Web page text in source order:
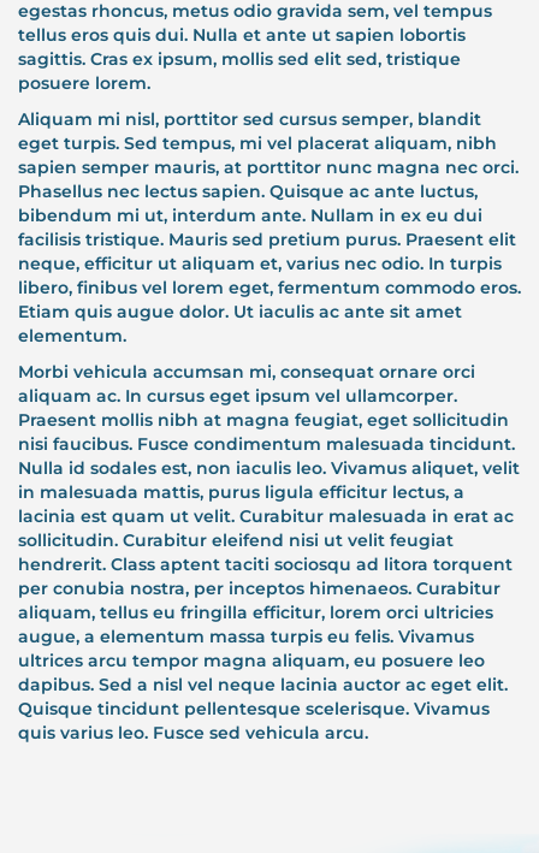
egestas rhoncus, metus odio gravida sem, vel tempus
tellus eros quis dui. Nulla et ante ut sapien lobortis
sagittis. Cras ex ipsum, mollis sed elit sed, tristique
posuere lorem.
Aliquam mi nisl, porttitor sed cursus semper, blandit
eget turpis. Sed tempus, mi vel placerat aliquam, nibh
sapien semper mauris, at porttitor nunc magna nec orci.
Phasellus nec lectus sapien. Quisque ac ante luctus,
bibendum mi ut, interdum ante. Nullam in ex eu dui
facilisis tristique. Mauris sed pretium purus. Praesent elit
neque, efficitur ut aliquam et, varius nec odio. In turpis
libero, finibus vel lorem eget, fermentum commodo eros.
Etiam quis augue dolor. Ut iaculis ac ante sit amet
elementum.
Morbi vehicula accumsan mi, consequat ornare orci
aliquam ac. In cursus eget ipsum vel ullamcorper.
Praesent mollis nibh at magna feugiat, eget sollicitudin
nisi faucibus. Fusce condimentum malesuada tincidunt.
Nulla id sodales est, non iaculis leo. Vivamus aliquet, velit
in malesuada mattis, purus ligula efficitur lectus, a
lacinia est quam ut velit. Curabitur malesuada in erat ac
sollicitudin. Curabitur eleifend nisi ut velit feugiat
hendrerit. Class aptent taciti sociosqu ad litora torquent
per conubia nostra, per inceptos himenaeos. Curabitur
aliquam, tellus eu fringilla efficitur, lorem orci ultricies
augue, a elementum massa turpis eu felis. Vivamus
ultrices arcu tempor magna aliquam, eu posuere leo
dapibus. Sed a nisl vel neque lacinia auctor ac eget elit.
Quisque tincidunt pellentesque scelerisque. Vivamus
quis varius leo. Fusce sed vehicula arcu.